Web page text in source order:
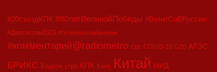
#20съездКПК #80летВеликойПобеды #ВизитСиВРоссию
#Двесессии2023 #Петербургскийдневник
#комментарий@radiometro CIIE COVID-19 G20 АТЭС
БРИКС Бодрое утро КПК Кино Китай МИД